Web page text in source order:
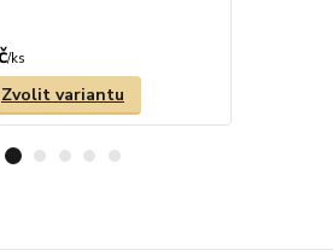
/ks
Zvolit variantu